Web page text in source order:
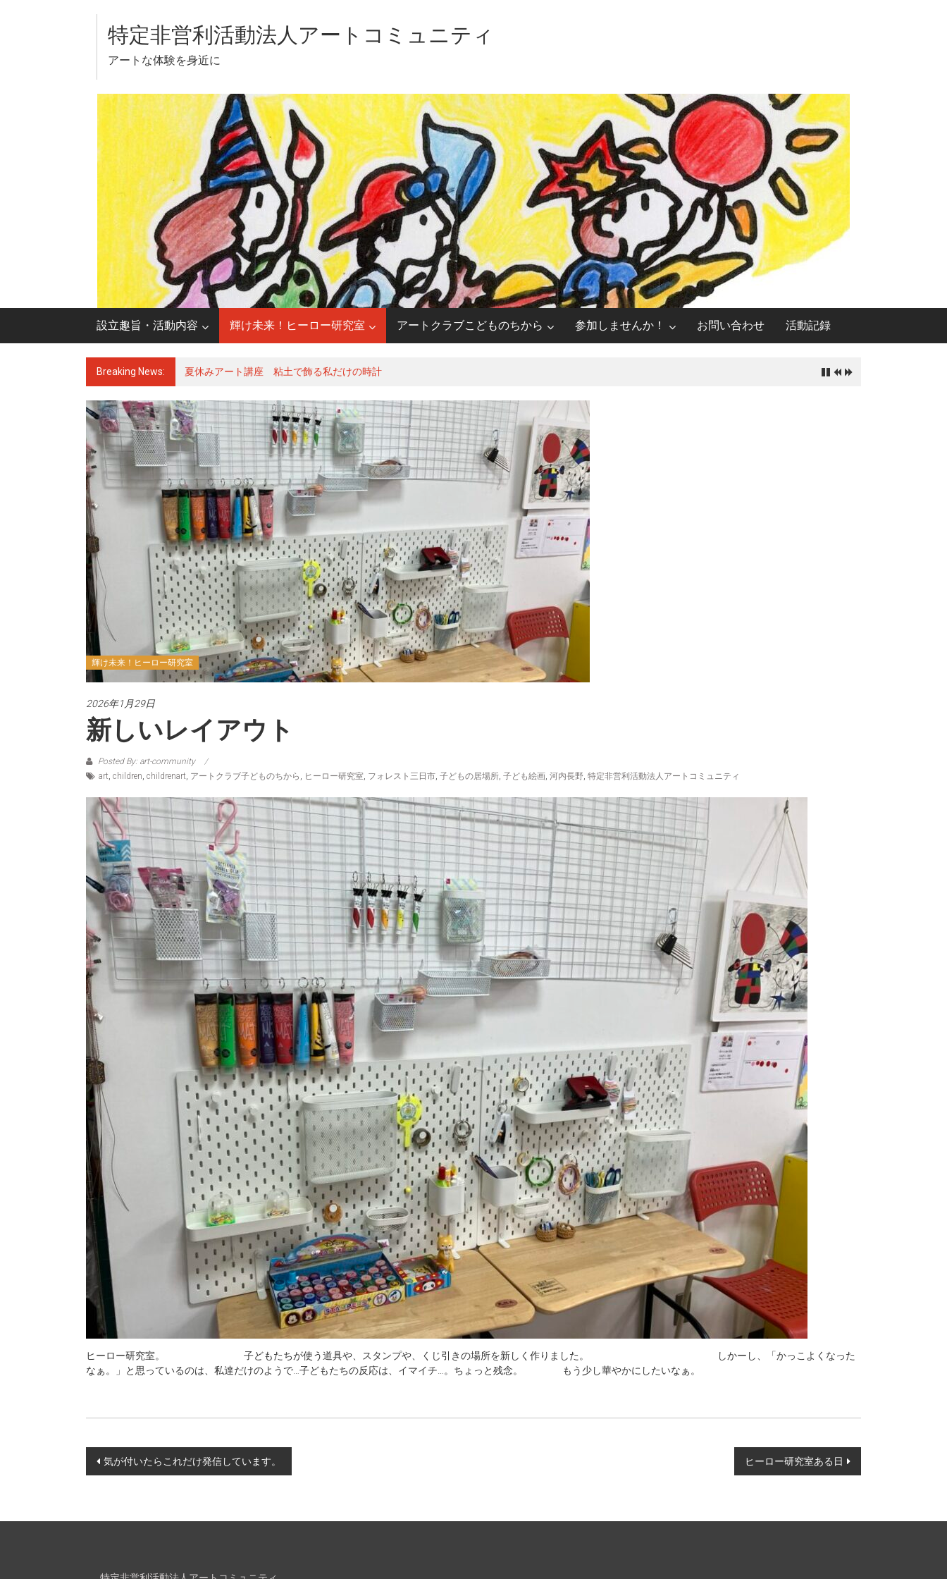
特定非営利活動法人アートコミュニティ
アートな体験を身近に
設立趣旨・活動内容 輝け未来！ヒーロー研究室 アートクラブこどものちから 参加しませんか！ お問い合わせ 活動記録
Breaking News: 夏休みアート講座 粘土で飾る私だけの時計
輝け未来！ヒーロー研究室
2026年1月29日
新しいレイアウト
Posted By: art-community
art, children, childrenart, アートクラブ子どものちから , ヒーロー研究室, フォレスト三日市, 子どもの居場所, 子ども絵画, 河内長野, 特定非営利活動法人アートコミュニティ
ヒーロー研究室。 子どもたちが使う道具や、スタンプや、くじ引きの場所を新しく作りました。 しかーし、「かっこよくなった
なぁ。」と思っているのは、私達だけのようで…子どもたちの反応は、イマイチ…。ちょっと残念。 もう少し華やかにしたいなぁ。
Post
気が付いたらこれだけ発信しています。 ヒーロー研究室ある日